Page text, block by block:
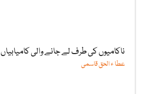
ناکامیوں کی طرف لے جانے والی کامیابیاں
عطا ء الحق قاسمی